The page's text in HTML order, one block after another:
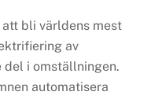
att bli världens mest
av
del i omställningen.
automatisera